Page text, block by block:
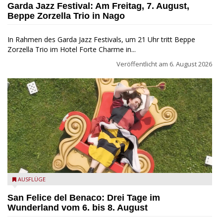
Garda Jazz Festival: Am Freitag, 7. August,
Beppe Zorzella Trio in Nago
In Rahmen des Garda Jazz Festivals, um 21 Uhr tritt Beppe
Zorzella Trio im Hotel Forte Charme in...
Veröffentlicht am 6. August 2026
San Felice del Benaco: Drei Tage im Wunderland
AUSFLÜGE
San Felice del Benaco: Drei Tage im
Wunderland vom 6. bis 8. August